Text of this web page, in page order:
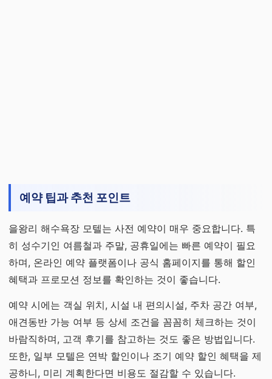
예약 팁과 추천 포인트
을왕리 해수욕장 모텔는 사전 예약이 매우 중요합니다. 특
히 성수기인 여름철과 주말, 공휴일에는 빠른 예약이 필요
하며, 온라인 예약 플랫폼이나 공식 홈페이지를 통해 할인
혜택과 프로모션 정보를 확인하는 것이 좋습니다.
예약 시에는 객실 위치, 시설 내 편의시설, 주차 공간 여부,
애견동반 가능 여부 등 상세 조건을 꼼꼼히 체크하는 것이
바람직하며, 고객 후기를 참고하는 것도 좋은 방법입니다.
또한, 일부 모텔은 연박 할인이나 조기 예약 할인 혜택을 제
공하니, 미리 계획한다면 비용도 절감할 수 있습니다.